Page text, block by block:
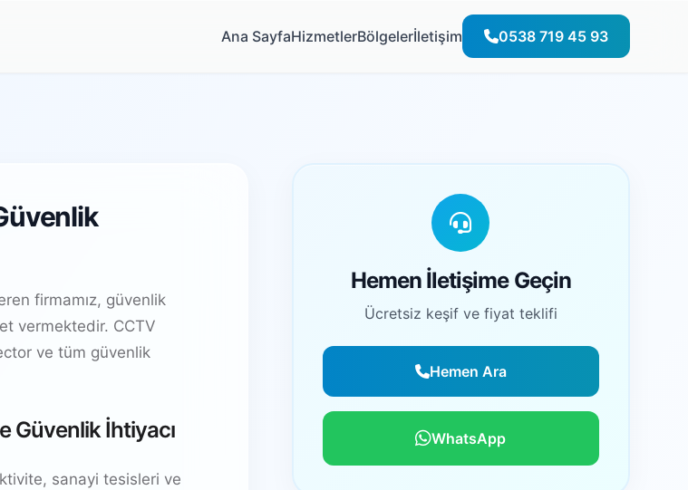
Ana SayfaHizmetlerBölgelerİletişim 0538 719 45 93
firmamız, güvenlik
vermektedir. CCTV
ve tüm güvenlik
Güvenlik İhtiyacı
sanayi tesisleri ve
Hemen İletişime Geçin
Ücretsiz keşif ve fiyat teklifi
Hemen Ara
WhatsApp